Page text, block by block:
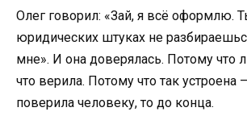
Олег говорил: «Зай, я всё оформлю.
юридических штуках не
мне». И она доверялась. Потому что
что верила. Потому что так устроена
поверила человеку, то до конца.